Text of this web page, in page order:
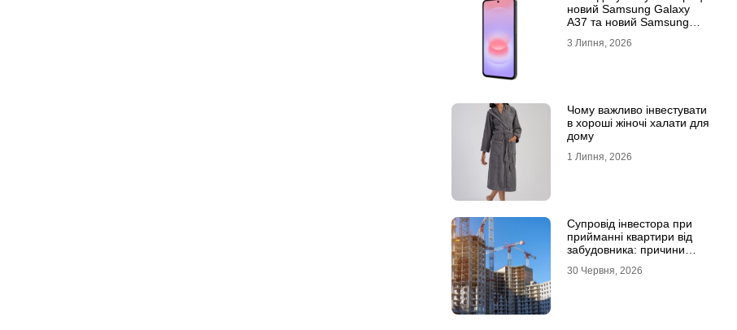
новий Samsung Galaxy
A37 та новий Samsung
3 Липня, 2026
Чому важливо інвестувати
в хороші жіночі халати для
дому
1 Липня, 2026
Супровід інвестора при
прийманні квартири від
забудовника: причини
30 Червня, 2026